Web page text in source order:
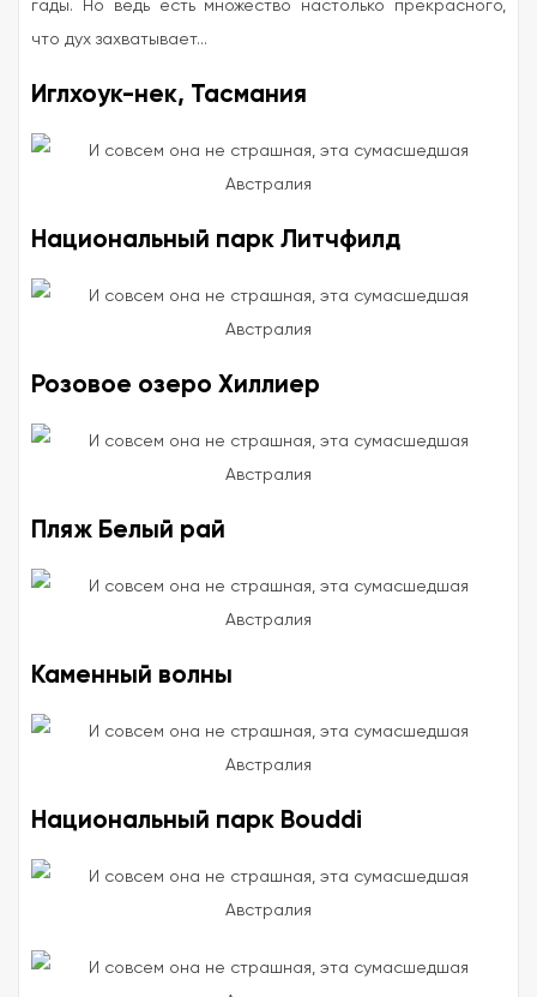
гады. Но ведь есть множество настолько прекрасного,
что дух захватывает...
Иглхоук-нек, Тасмания
Национальный парк Литчфилд
Розовое озеро Хиллиер
Пляж Белый рай
Каменный волны
Национальный парк Bouddi